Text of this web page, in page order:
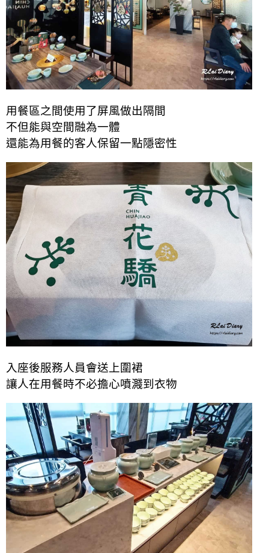
用餐區之間使用了屏風做出隔間
不但能與空間融為一體
還能為用餐的客人保留一點隱密性
入座後服務人員會送上圍裙
讓人在用餐時不必擔心噴濺到衣物